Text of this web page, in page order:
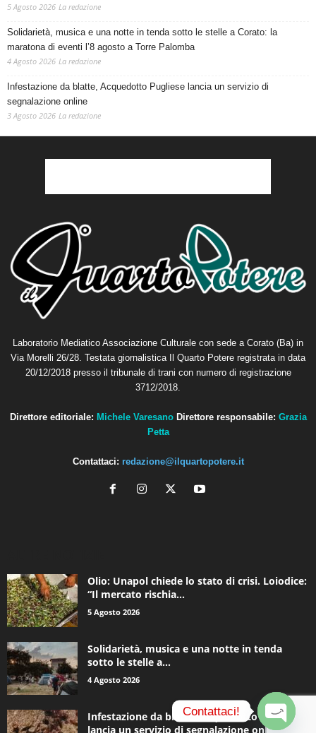
5 Agosto 2026 La redazione
Solidarietà, musica e una notte in tenda sotto le stelle a Corato: la
maratona di eventi l’8 agosto a Torre Palomba
4 Agosto 2026 La redazione
Infestazione da blatte, Acquedotto Pugliese lancia un servizio di
segnalazione online
3 Agosto 2026 La redazione
Laboratorio Mediatico Associazione Culturale con sede a Corato (Ba) in
Via Morelli 26/28. Testata giornalistica Il Quarto Potere registrata in data
20/12/2018 presso il tribunale di trani con numero di registrazione
3712/2018.
Direttore editoriale: Michele Varesano Direttore responsabile: Grazia
Petta
Contattaci: redazione@ilquartopotere.it
Olio: Unapol chiede lo stato di crisi. Loiodice:
“Il mercato rischia...
5 Agosto 2026
Solidarietà, musica e una notte in tenda
sotto le stelle a...
4 Agosto 2026
Infestazione da blatte, Acquedotto Pugliese
lancia un servizio di segnalazione online
Contattaci!